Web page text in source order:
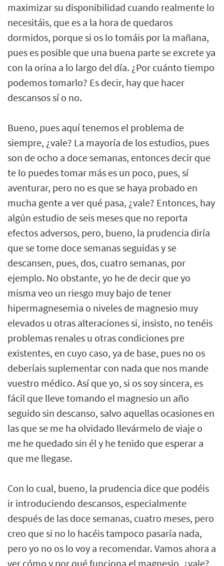
maximizar su disponibilidad cuando realmente lo
necesitáis, que es a la hora de quedaros
dormidos, porque si os lo tomáis por la mañana,
pues es posible que una buena parte se excrete ya
con la orina a lo largo del día. ¿Por cuánto tiempo
podemos tomarlo? Es decir, hay que hacer
descansos sí o no.
Bueno, pues aquí tenemos el problema de
siempre, ¿vale? La mayoría de los estudios, pues
son de ocho a doce semanas, entonces decir que
te lo puedes tomar más es un poco, pues, sí
aventurar, pero no es que se haya probado en
mucha gente a ver qué pasa, ¿vale? Entonces, hay
algún estudio de seis meses que no reporta
efectos adversos, pero, bueno, la prudencia diría
que se tome doce semanas seguidas y se
descansen, pues, dos, cuatro semanas, por
ejemplo. No obstante, yo he de decir que yo
misma veo un riesgo muy bajo de tener
hipermagnesemia o niveles de magnesio muy
elevados u otras alteraciones si, insisto, no tenéis
problemas renales u otras condiciones pre
existentes, en cuyo caso, ya de base, pues no os
deberíais suplementar con nada que nos mande
vuestro médico. Así que yo, si os soy sincera, es
fácil que lleve tomando el magnesio un año
seguido sin descanso, salvo aquellas ocasiones en
las que se me ha olvidado llevármelo de viaje o
me he quedado sin él y he tenido que esperar a
que me llegase.
Con lo cual, bueno, la prudencia dice que podéis
ir introduciendo descansos, especialmente
después de las doce semanas, cuatro meses, pero
creo que si no lo hacéis tampoco pasaría nada,
pero yo no os lo voy a recomendar. Vamos ahora a
ver cómo y por qué funciona el magnesio, ¿vale?